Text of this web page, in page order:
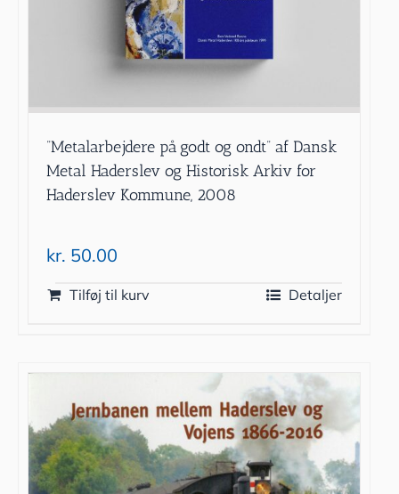
”Metalarbejdere på godt og ondt” af Dansk
Metal Haderslev og Historisk Arkiv for
Haderslev Kommune, 2008
kr. 50.00
Tilføj til kurv Detaljer